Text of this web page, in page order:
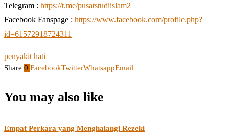
Telegram : https://t.me/pusatstudiislam2
Facebook Fanspage : https://www.facebook.com/profile.php?
id=61572918724311
penyakit hati
Share 0 FacebookTwitterWhatsappEmail
You may also like
Empat Perkara yang Menghalangi Rezeki